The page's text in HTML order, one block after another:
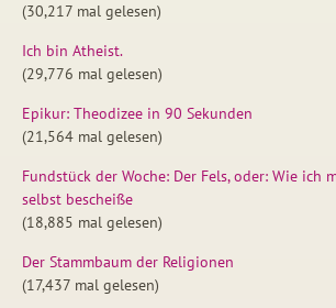
(30,217 mal gelesen)
Ich bin Atheist.
(29,776 mal gelesen)
Epikur: Theodizee in 90 Sekunden
(21,564 mal gelesen)
Fundstück der Woche: Der Fels, oder: Wie ich
selbst bescheiße
(18,885 mal gelesen)
Der Stammbaum der Religionen
(17,437 mal gelesen)